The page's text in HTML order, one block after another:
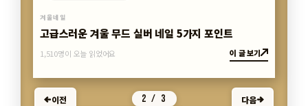
겨울네일
고급스러운 겨울 무드 실버 네일 5가지 포인트
1,510명이 오늘 읽었어요 이 글 보기
이전 2 / 3 다음